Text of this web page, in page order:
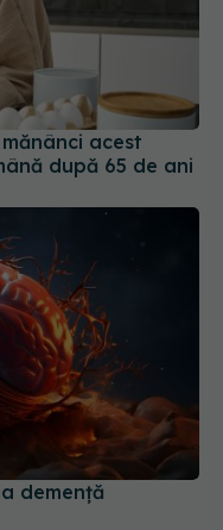
acest
după 65 de ani
demență